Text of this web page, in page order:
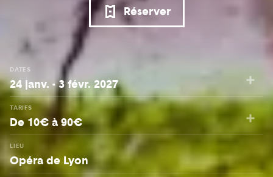
Réserver
DATES
24 janv. - 3 févr. 2027
TARIFS
De 10€ à 90€
LIEU
Opéra de Lyon